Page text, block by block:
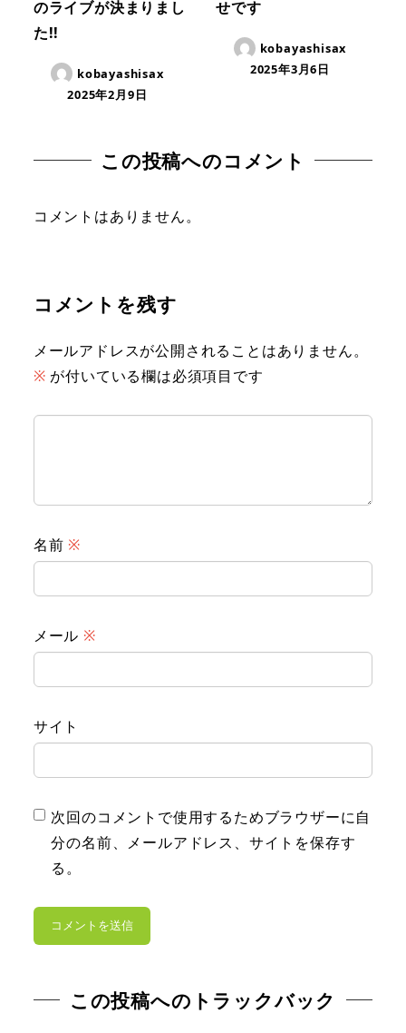
のライブが決まりまし
た!!
kobayashisax
2025年2月9日
せです
kobayashisax
2025年3月6日
この投稿へのコメント
コメントはありません。
コメントを残す
メールアドレスが公開されることはありません。
※ が付いている欄は必須項目です
名前 ※
メール ※
サイト
次回のコメントで使用するためブラウザーに自
分の名前、メールアドレス、サイトを保存す
る。
この投稿へのトラックバック